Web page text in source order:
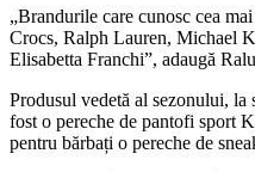
„Brandurile care cunosc cea
Crocs, Ralph Lauren, Michael
Elisabetta Franchi”, adaugă
Produsul vedetă al sezonului, la
fost o pereche de pantofi sport
pentru bărbați o pereche de